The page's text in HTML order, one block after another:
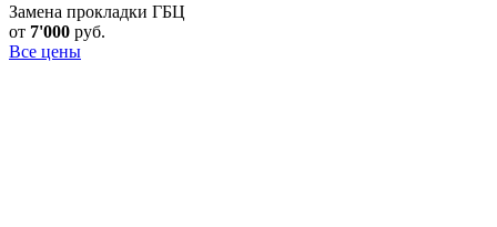
Замена прокладки ГБЦ
от 7'000 руб.
Все цены